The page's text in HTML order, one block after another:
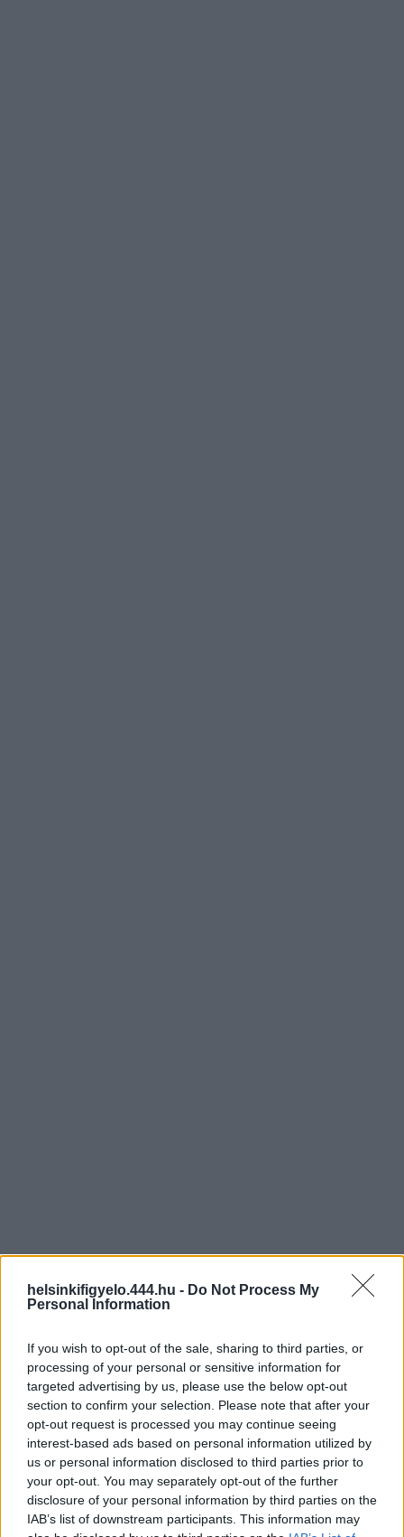
helsinkifigyelo.444.hu - Do Not Process My
Personal Information
If you wish to opt-out of the sale, sharing to third parties, or
processing of your personal or sensitive information for
targeted advertising by us, please use the below opt-out
section to confirm your selection. Please note that after your
opt-out request is processed you may continue seeing
interest-based ads based on personal information utilized by
us or personal information disclosed to third parties prior to
your opt-out. You may separately opt-out of the further
disclosure of your personal information by third parties on the
IAB’s list of downstream participants. This information may